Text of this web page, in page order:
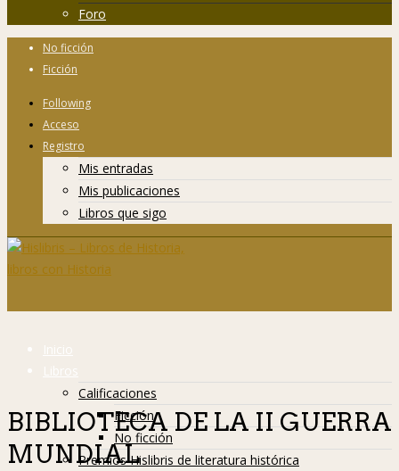
Foro
No ficción
Ficción
Following
Acceso
Registro
Mis entradas
Mis publicaciones
Libros que sigo
Inicio
Libros
Calificaciones
Ficción
No ficción
Premios Hislibris de literatura histórica
BIBLIOTECA DE LA II GUERRA
MUNDIAL